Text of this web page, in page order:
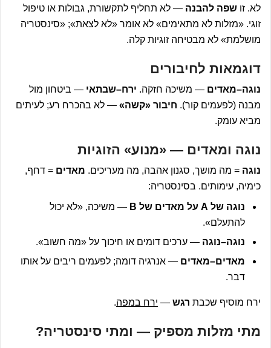
לא. זו שפה להבנה — לא תחליף לתקשורת, גבולות או טיפול
זוגי. «מזלות לא מתאימים» לא אומר «לא לצאת»; «סינסטריה
מושלמת» לא מבטיחה זוגיות קלה.
דוגמאות לחיבורים
נוגה–מאדים — משיכה חזקה. ירח–שבתאי — ביטחון מול
מבנה (לפעמים קור). חיבור «קשה» — לא בהכרח רע; לעיתים
מביא עומק.
נוגה ומאדים — «מנוע» הזוגיות
נוגה = מה מושך, סגנון אהבה, מה מעריכים. מאדים = דחף,
כימיה, עימותים. בסינסטריה:
נוגה של A על מאדים של B
— משיכה, «לא יכול
להתעלם».
נוגה–נוגה — ערכים דומים או חיכוך על «מה חשוב».
מאדים–מאדים — אנרגיה דומה; לפעמים ריבים על אותו
דבר.
ירח מוסיף שכבת רגש — ירח במפה.
מתי מזלות מספיק — ומתי סינסטריה?